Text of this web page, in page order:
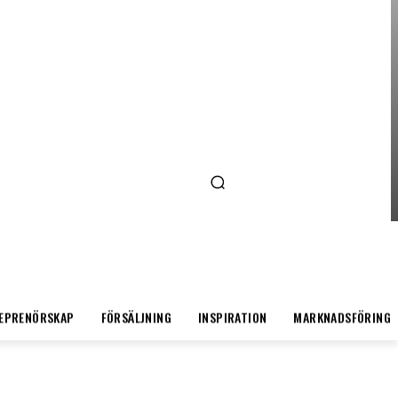
FÖRSÄLJNING INSPIRATION MARKNADSFÖRING